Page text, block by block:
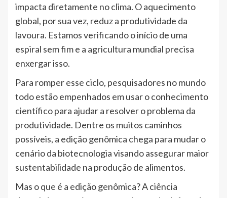
impacta diretamente no clima. O aquecimento
global, por sua vez, reduz a produtividade da
lavoura. Estamos verificando o início de uma
espiral sem fim e a agricultura mundial precisa
enxergar isso.
Para romper esse ciclo, pesquisadores no mundo
todo estão empenhados em usar o conhecimento
científico para ajudar a resolver o problema da
produtividade. Dentre os muitos caminhos
possíveis, a edição genômica chega para mudar o
cenário da biotecnologia visando assegurar maior
sustentabilidade na produção de alimentos.
Mas o que é a edição genômica? A ciência